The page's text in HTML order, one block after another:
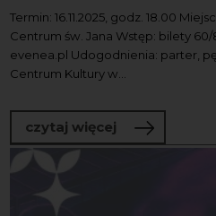
Termin: 16.11.2025, godz. 18.00
Centrum św. Jana Wstęp: bilety
evenea.pl Udogodnienia: parter,
Centrum Kultury w...
czytaj więcej o Dźwięki